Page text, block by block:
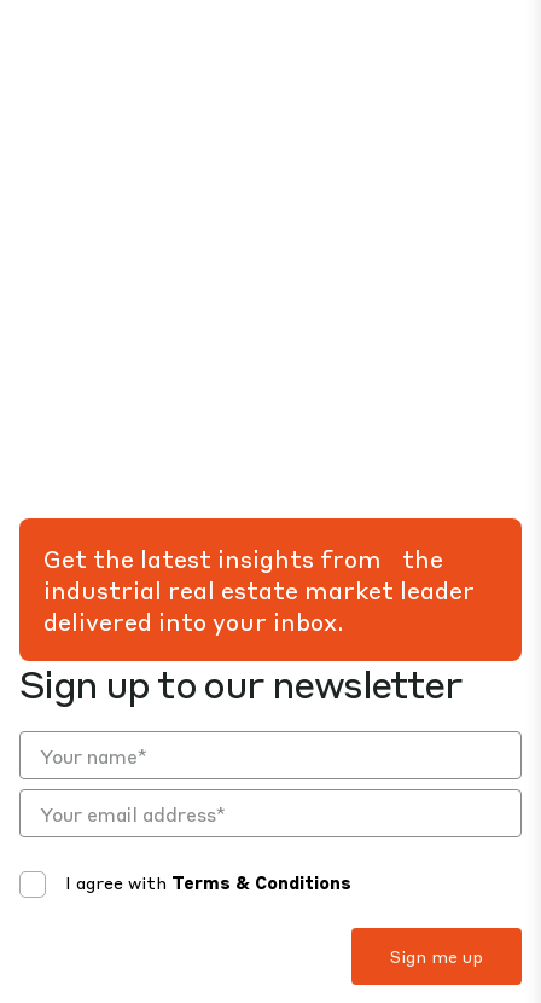
Sign up to our newsletter
I agree with Terms & Conditions
Get the latest insights from the
industrial real estate market leader
delivered into your inbox.